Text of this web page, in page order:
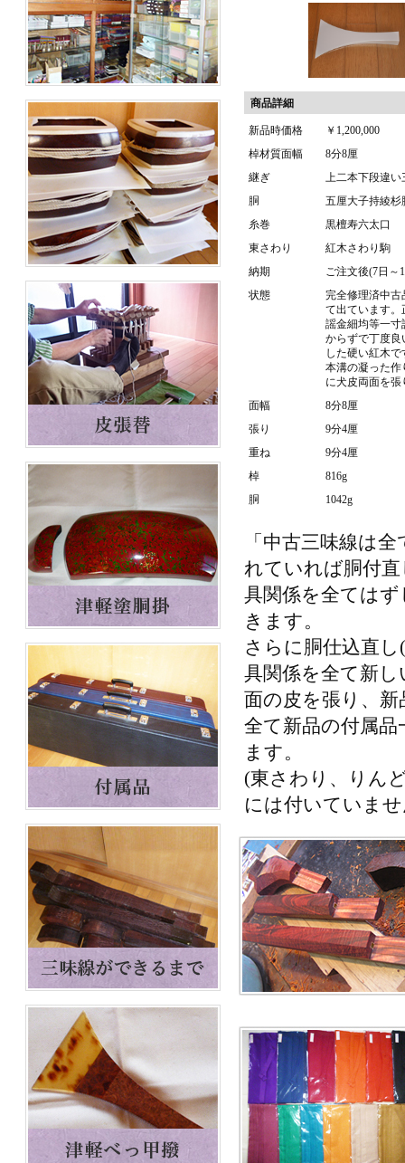
商品詳細
新品時価格
￥1,200,000
棹材質面幅
8分8厘
継ぎ
上二本下段違
胴
五厘大子持綾杉
糸巻
黒檀寿六太口
東さわり
紅木さわり駒
納期
ご注文後(7日～
状態
完全修理済中古
て出ています。
謡金細均等一寸
からずで丁度良
した硬い紅木
本溝の凝った作
に犬皮両面を
面幅
8分8厘
張り
9分4厘
重ね
9分4厘
棹
816g
胴
1042g
「中古三味線は
れていれば胴付
具関係を全ては
きます。
さらに胴仕込直
具関係を全て新
面の皮を張り、
全て新品の付属
ます。
(東さわり、りん
には付いていま